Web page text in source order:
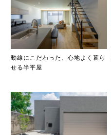
動線にこだわった、心地よく暮ら
せる半平屋